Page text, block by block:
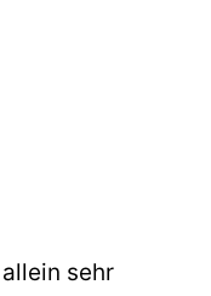
sehr